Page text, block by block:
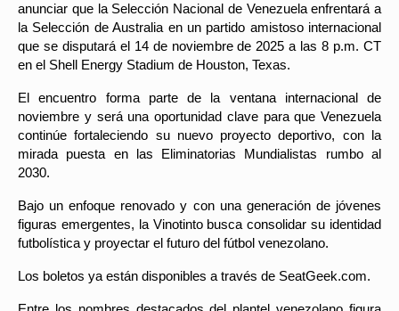
anunciar que la Selección Nacional de Venezuela enfrentará a
la Selección de Australia en un partido amistoso internacional
que se disputará el 14 de noviembre de 2025 a las 8 p.m. CT
en el Shell Energy Stadium de Houston, Texas.
El encuentro forma parte de la ventana internacional de
noviembre y será una oportunidad clave para que Venezuela
continúe fortaleciendo su nuevo proyecto deportivo, con la
mirada puesta en las Eliminatorias Mundialistas rumbo al
2030.
Bajo un enfoque renovado y con una generación de jóvenes
figuras emergentes, la Vinotinto busca consolidar su identidad
futbolística y proyectar el futuro del fútbol venezolano.
Los boletos ya están disponibles a través de SeatGeek.com.